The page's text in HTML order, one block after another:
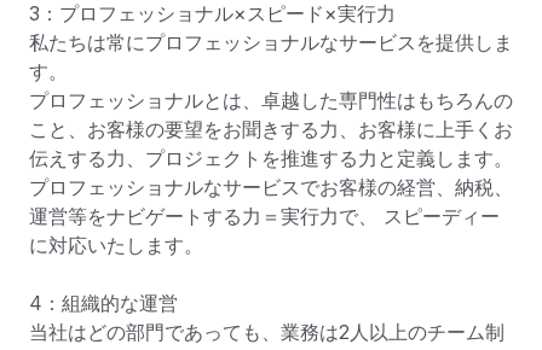
3：プロフェッショナル×スピード×実行力
私たちは常にプロフェッショナルなサービスを提供しま
す。
プロフェッショナルとは、卓越した専門性はもちろんの
こと、お客様の要望をお聞きする力、お客様に上手くお
伝えする力、プロジェクトを推進する力と定義します。
プロフェッショナルなサービスでお客様の経営、納税、
運営等をナビゲートする力＝実行力で、 スピーディー
に対応いたします。
4：組織的な運営
当社はどの部門であっても、業務は2人以上のチーム制